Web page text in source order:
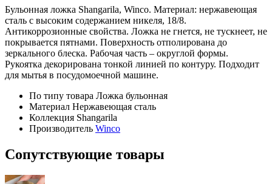
Бульонная ложка Shangarila, Winco. Материал: нержавеющая
сталь с высоким содержанием никеля, 18/8.
Антикоррозионные свойства. Ложка не гнется, не тускнеет, не
покрывается пятнами. Поверхность отполирована до
зеркального блеска. Рабочая часть – округлой формы.
Рукоятка декорирована тонкой линией по контуру. Подходит
для мытья в посудомоечной машине.
По типу товара Ложка бульонная
Материал Нержавеющая сталь
Коллекция Shangarila
Производитель Winco
Сопутствующие товары